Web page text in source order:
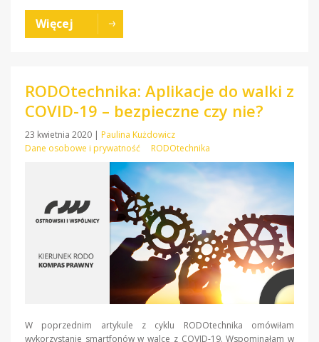
Więcej
RODOtechnika: Aplikacje do walki z
COVID-19 – bezpieczne czy nie?
23 kwietnia 2020 | Paulina Kużdowicz
Dane osobowe i prywatność
RODOtechnika
W poprzednim artykule z cyklu RODOtechnika omówiłam
wykorzystanie smartfonów w walce z COVID-19. Wspominałam w